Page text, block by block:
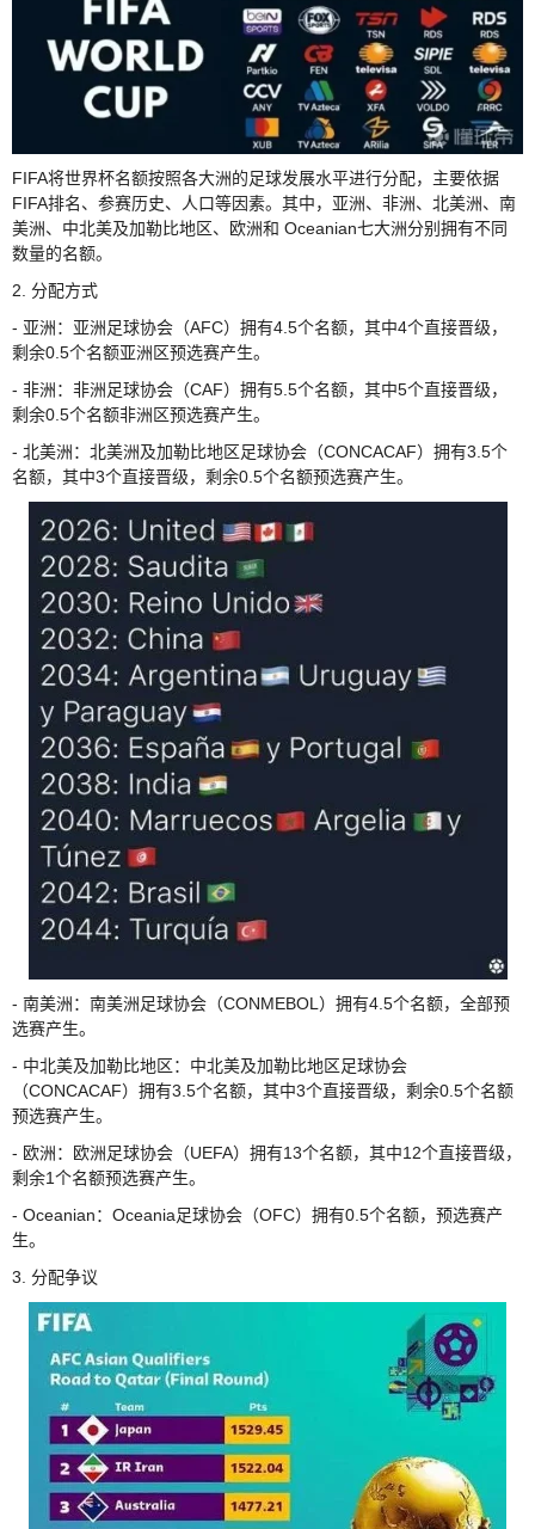
FIFA将世界杯名额按照各大洲的足球发展水平进行分配，主要依据
FIFA排名、参赛历史、人口等因素。其中，亚洲、非洲、北美洲、南
美洲、中北美及加勒比地区、欧洲和 Oceanian七大洲分别拥有不同
数量的名额。
2. 分配方式
- 亚洲：亚洲足球协会（AFC）拥有4.5个名额，其中4个直接晋级，
剩余0.5个名额亚洲区预选赛产生。
- 非洲：非洲足球协会（CAF）拥有5.5个名额，其中5个直接晋级，
剩余0.5个名额非洲区预选赛产生。
- 北美洲：北美洲及加勒比地区足球协会（CONCACAF）拥有3.5个
名额，其中3个直接晋级，剩余0.5个名额预选赛产生。
- 南美洲：南美洲足球协会（CONMEBOL）拥有4.5个名额，全部预
选赛产生。
- 中北美及加勒比地区：中北美及加勒比地区足球协会
（CONCACAF）拥有3.5个名额，其中3个直接晋级，剩余0.5个名额
预选赛产生。
- 欧洲：欧洲足球协会（UEFA）拥有13个名额，其中12个直接晋级，
剩余1个名额预选赛产生。
- Oceanian：Oceania足球协会（OFC）拥有0.5个名额，预选赛产
生。
3. 分配争议